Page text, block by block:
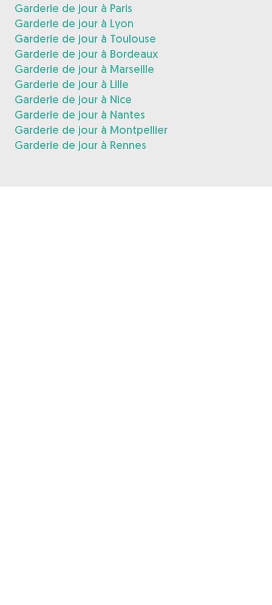
Garderie de jour à Paris
Garderie de jour à Lyon
Garderie de jour à Toulouse
Garderie de jour à Bordeaux
Garderie de jour à Marseille
Garderie de jour à Lille
Garderie de jour à Nice
Garderie de jour à Nantes
Garderie de jour à Montpellier
Garderie de jour à Rennes